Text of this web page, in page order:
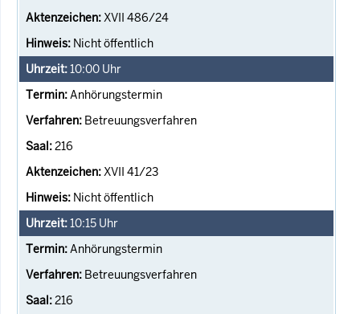
XVII 486/24
Nicht öffentlich
10:00 Uhr
Anhörungstermin
Betreuungsverfahren
216
XVII 41/23
Nicht öffentlich
10:15 Uhr
Anhörungstermin
Betreuungsverfahren
216